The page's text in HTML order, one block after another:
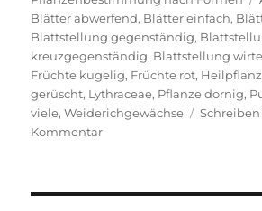
Blätter abwerfend, Blätter einfach,
Blattstellung gegenständig,
kreuzgegenständig, Blattstellung
Früchte kugelig, Früchte rot,
gerüscht, Lythraceae, Pflanze dornig,
viele,Weiderichgewächse
Kommentarzu